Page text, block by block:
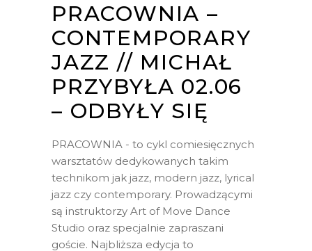
PRACOWNIA –
CONTEMPORARY
JAZZ // MICHAŁ
PRZYBYŁA 02.06
– ODBYŁY SIĘ
PRACOWNIA - to cykl comiesięcznych
warsztatów dedykowanych takim
technikom jak jazz, modern jazz, lyrical
jazz czy contemporary. Prowadzącymi
są instruktorzy Art of Move Dance
Studio oraz specjalnie zapraszani
goście. Najbliższa edycja to